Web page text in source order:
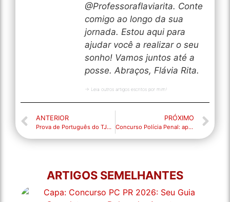
@Professoraflaviarita. Conte
comigo ao longo da sua
jornada. Estou aqui para
ajudar você a realizar o seu
sonho! Vamos juntos até a
posse. Abraços, Flávia Rita.
→ Leia outros artigos escritos por mim!
ANTERIOR
Prova de Português do TJCE Comentada
PRÓXIMO
Concurso Polícia Penal: aprovada a criação da nova carreira
ARTIGOS SEMELHANTES